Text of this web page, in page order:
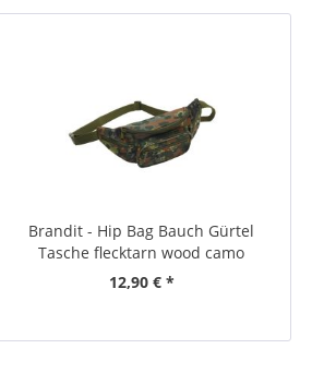
Brandit - Hip Bag Bauch Gürtel
Tasche flecktarn wood camo
12,90 € *